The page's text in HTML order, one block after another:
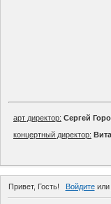
арт директор: Сергей
концертный директор:
Привет, Гость! Войдитеили